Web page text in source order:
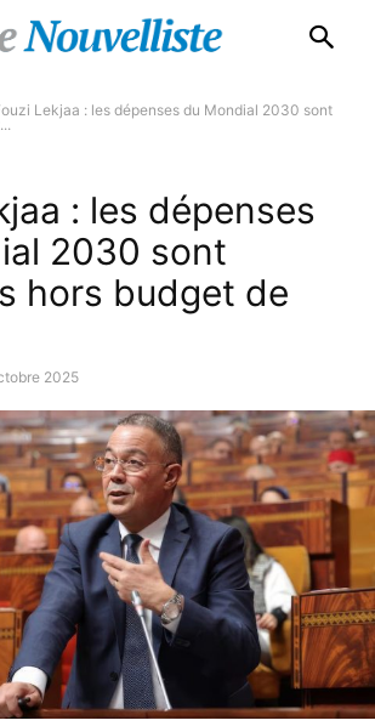
Lekjaa : les dépenses du Mondial 2030 sont
: les dépenses
2030 sont
hors budget de
2025